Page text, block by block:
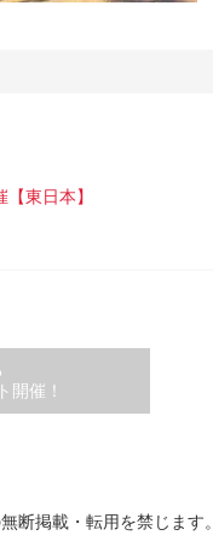
東日本】
開催！
断掲載・転用を禁じます。